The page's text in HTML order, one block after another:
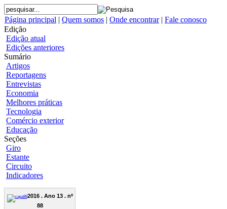
Página principal | Quem somos | Onde encontrar| Fale conosco
Edição
Edição atual
Edições anteriores
Sumário
Artigos
Reportagens
Entrevistas
Economia
Melhores práticas
Tecnologia
Comércio exterior
Educação
Seções
Giro
Estante
Circuito
Indicadores
2016 . Ano 13 . nº
88